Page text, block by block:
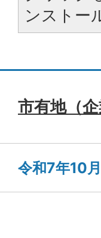
ンストー
市有地（企
令和7年10